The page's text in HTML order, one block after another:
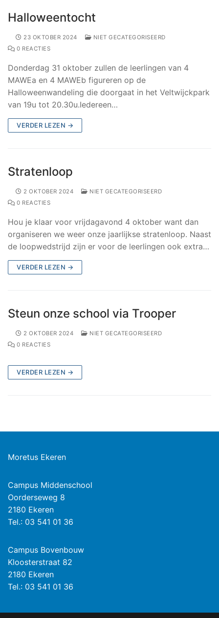
Halloweentocht
23 OKTOBER 2024
NIET GECATEGORISEERD
0 REACTIES
Donderdag 31 oktober zullen de leerlingen van 4
MAWEa en 4 MAWEb figureren op de
Halloweenwandeling die doorgaat in het Veltwijckpark
van 19u tot 20.30u.Iedereen…
VERDER LEZEN →
Stratenloop
2 OKTOBER 2024
NIET GECATEGORISEERD
0 REACTIES
Hou je klaar voor vrijdagavond 4 oktober want dan
organiseren we weer onze jaarlijkse stratenloop. Naast
de loopwedstrijd zijn er voor de leerlingen ook extra…
VERDER LEZEN →
Steun onze school via Trooper
2 OKTOBER 2024
NIET GECATEGORISEERD
0 REACTIES
VERDER LEZEN →
Moretus Ekeren
Campus Middenschool
Oorderseweg 8
2180 Ekeren
Tel.: 03 541 01 36
Campus Bovenbouw
Kloosterstraat 82
2180 Ekeren
Tel.: 03 541 01 36